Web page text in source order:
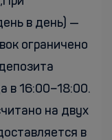
в день) —
ограничено
в 16:00−18:00.
на двух
в